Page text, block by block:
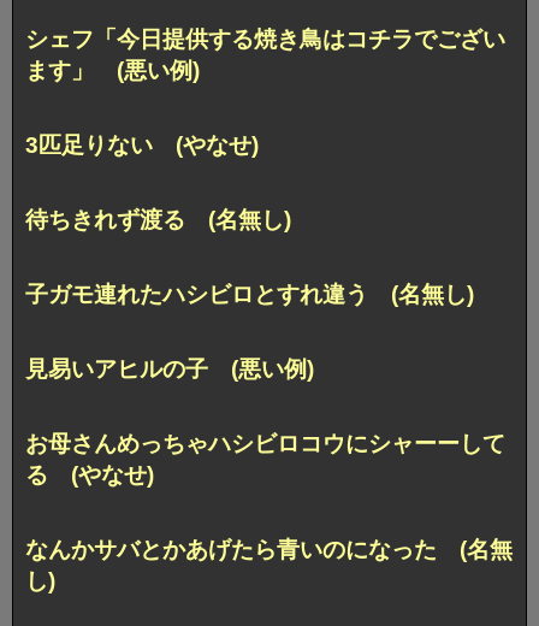
シェフ「今日提供する焼き鳥はコチラでござい
ます」 (悪い例)
3匹足りない (やなせ)
待ちきれず渡る (名無し)
子ガモ連れたハシビロとすれ違う (名無し)
見易いアヒルの子 (悪い例)
お母さんめっちゃハシビロコウにシャーーして
る (やなせ)
なんかサバとかあげたら青いのになった (名無
し)